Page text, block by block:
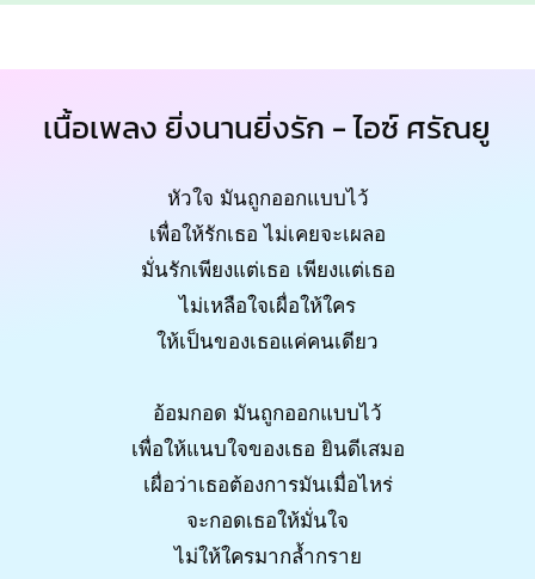
เนื้อเพลง ยิ่งนานยิ่งรัก - ไอซ์ ศรัณยู
หัวใจ มันถูกออกแบบไว้
เพื่อให้รักเธอ ไม่เคยจะเผลอ
มั่นรักเพียงแต่เธอ เพียงแต่เธอ
ไม่เหลือใจเผื่อให้ใคร
ให้เป็นของเธอแค่คนเดียว
อ้อมกอด มันถูกออกแบบไว้
เพื่อให้แนบใจของเธอ ยินดีเสมอ
เผื่อว่าเธอต้องการมันเมื่อไหร่
จะกอดเธอให้มั่นใจ
ไม่ให้ใครมากล้ำกราย